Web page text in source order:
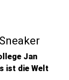
Jan
ist die Welt